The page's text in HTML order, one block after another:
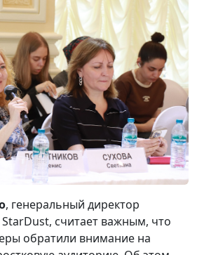
, генеральный директор
StarDust, считает важным, что
обратили внимание на